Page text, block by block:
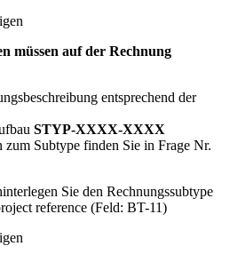
müssen auf der Rechnung
entsprechend der
STYP-XXXX-XXXX
Subtype finden Sie in Frage Nr.
Sie den Rechnungssubtype
reference (Feld: BT-11)